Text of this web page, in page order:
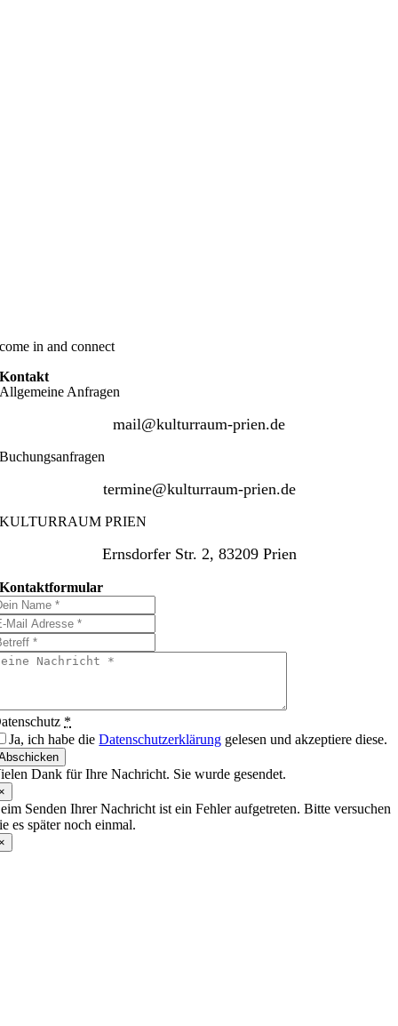
come in and connect
Kontakt
Allgemeine Anfragen
mail@kulturraum-prien.de
Buchungsanfragen
termine@kulturraum-prien.de
KULTURRAUM PRIEN
Ernsdorfer Str. 2, 83209 Prien
Kontaktformular
*
Ja, ich habe dieDatenschutzerklärung gelesen und akzeptiere diese.
Dank für Ihre Nachricht. Sie wurde gesendet.
Senden Ihrer Nachricht ist ein Fehler aufgetreten. Bitte versuchen
es später noch einmal.